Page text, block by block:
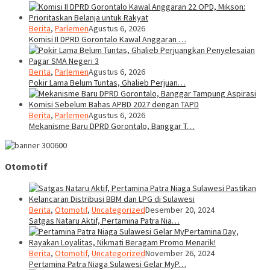
Berita, ParlemenAgustus 6, 2026
Komisi II DPRD Gorontalo Kawal Anggaran …
Berita, ParlemenAgustus 6, 2026
Pokir Lama Belum Tuntas, Ghalieb Perjuan…
Berita, ParlemenAgustus 6, 2026
Mekanisme Baru DPRD Gorontalo, Banggar T…
Otomotif
Berita, Otomotif, UncategorizedDesember 20, 2024
Satgas Nataru Aktif, Pertamina Patra Nia…
Berita, Otomotif, UncategorizedNovember 26, 2024
Pertamina Patra Niaga Sulawesi Gelar MyP…